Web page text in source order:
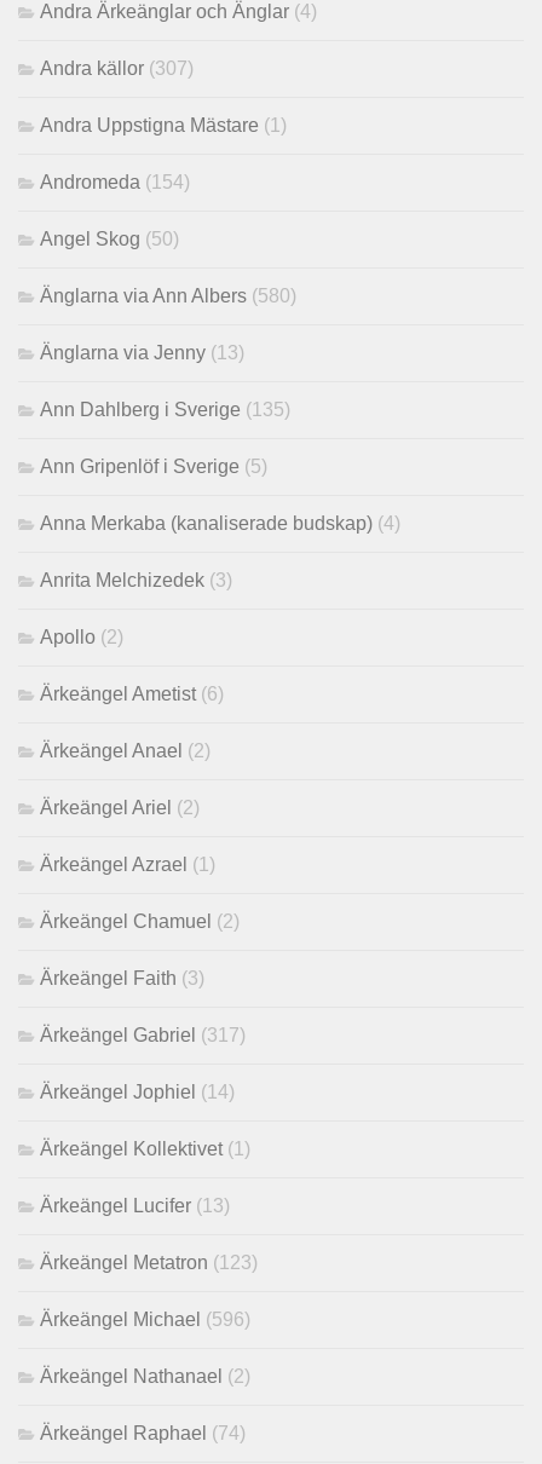
Andra Ärkeänglar och Änglar (4)
Andra källor (307)
Andra Uppstigna Mästare (1)
Andromeda (154)
Angel Skog (50)
Änglarna via Ann Albers (580)
Änglarna via Jenny (13)
Ann Dahlberg i Sverige (135)
Ann Gripenlöf i Sverige (5)
Anna Merkaba (kanaliserade budskap) (4)
Anrita Melchizedek (3)
Apollo (2)
Ärkeängel Ametist (6)
Ärkeängel Anael (2)
Ärkeängel Ariel (2)
Ärkeängel Azrael (1)
Ärkeängel Chamuel (2)
Ärkeängel Faith (3)
Ärkeängel Gabriel (317)
Ärkeängel Jophiel (14)
Ärkeängel Kollektivet (1)
Ärkeängel Lucifer (13)
Ärkeängel Metatron (123)
Ärkeängel Michael (596)
Ärkeängel Nathanael (2)
Ärkeängel Raphael (74)